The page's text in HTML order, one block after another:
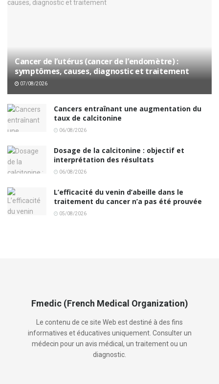
Cancer de l’utérus (cancer de l’endomètre) :
symptômes, causes, diagnostic et traitement
07/08/2026
Cancers entraînant une augmentation du
taux de calcitonine
06/08/2026
Dosage de la calcitonine : objectif et
interprétation des résultats
06/08/2026
L’efficacité du venin d’abeille dans le
traitement du cancer n’a pas été prouvée
05/08/2026
Fmedic (French Medical Organization)
Le contenu de ce site Web est destiné à des fins
informatives et éducatives uniquement. Consulter un
médecin pour un avis médical, un traitement ou un
diagnostic.